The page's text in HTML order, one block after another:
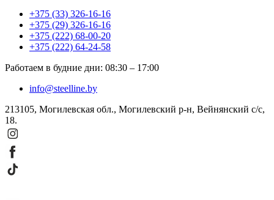
+375 (33) 326-16-16
+375 (29) 326-16-16
+375 (222) 68-00-20
+375 (222) 64-24-58
Работаем в будние дни: 08:30 – 17:00
info@steelline.by
213105, Могилевская обл., Могилевский р-н, Вейнянский с/с,
18.